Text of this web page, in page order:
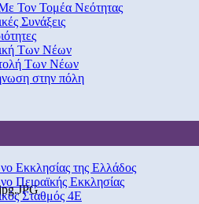
Τον Τομέα Νεότητας
Συνάξεις
Των Νέων
Των Νέων
στην πόλη
Εκκλησίας της Ελλάδος
Πειραϊκής Εκκλησίας
Σταθμός 4Ε